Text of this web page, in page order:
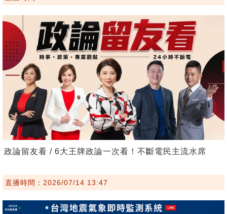
政論留友看 / 6大王牌政論一次看！不斷電民主流水席
直播時間：2026/07/14 13:47